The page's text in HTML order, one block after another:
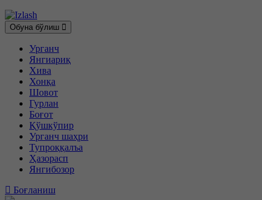
Обуна бўлиш
Урганч
Янгиариқ
Хива
Хонқа
Шовот
Гурлан
Боғот
Қўшкўпир
Урганч шаҳри
Тупроққалъа
Ҳазорасп
Янгибозор
Боғланиш